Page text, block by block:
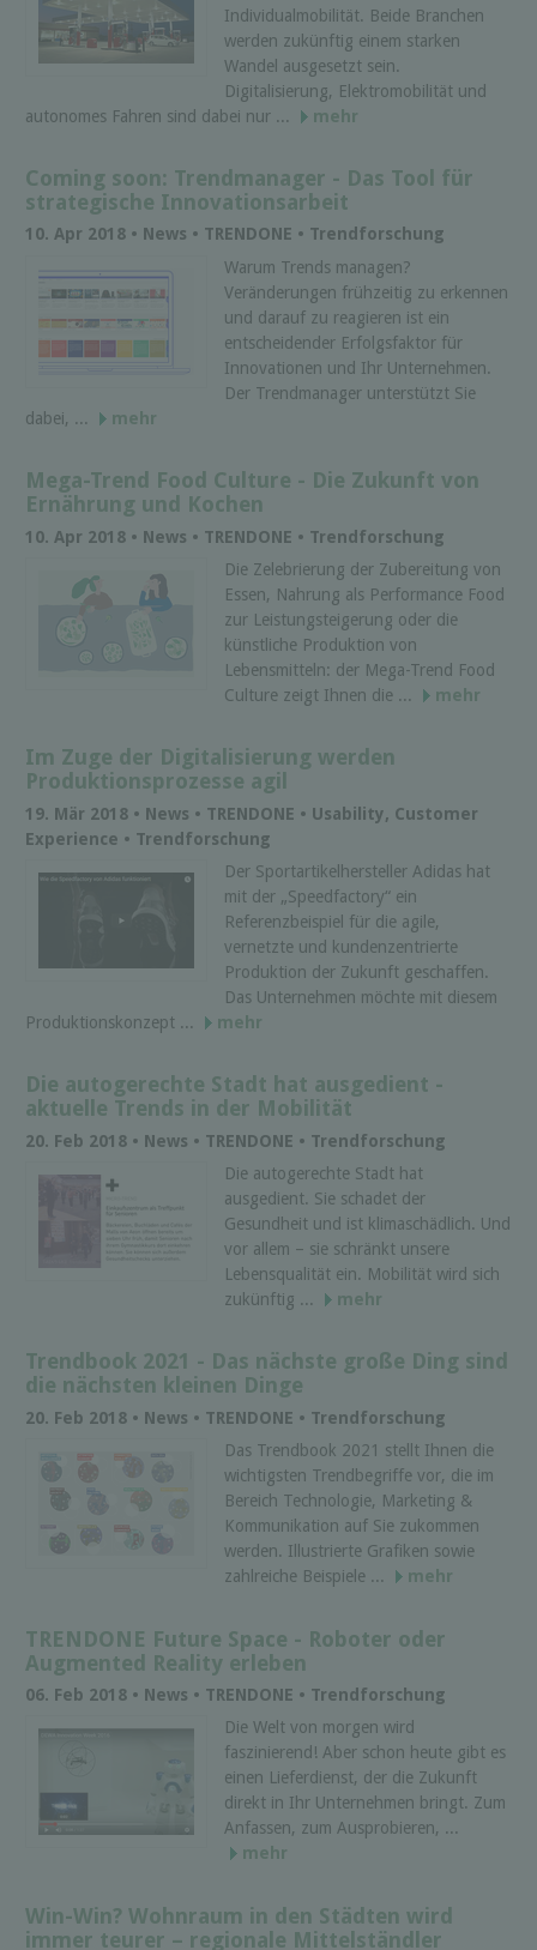
Individualmobilität. Beide Branchen
werden zukünftig einem starken
Wandel ausgesetzt sein.
Digitalisierung, Elektromobilität und
autonomes Fahren sind dabei nur ...
mehr
Coming soon: Trendmanager - Das Tool für
strategische Innovationsarbeit
10. Apr 2018 • News • TRENDONE • Trendforschung
Warum Trends managen?
Veränderungen frühzeitig zu erkennen
und darauf zu reagieren ist ein
entscheidender Erfolgsfaktor für
Innovationen und Ihr Unternehmen.
Der Trendmanager unterstützt Sie
dabei, ...
mehr
Mega-Trend Food Culture - Die Zukunft von
Ernährung und Kochen
10. Apr 2018 • News • TRENDONE • Trendforschung
Die Zelebrierung der Zubereitung von
Essen, Nahrung als Performance Food
zur Leistungsteigerung oder die
künstliche Produktion von
Lebensmitteln: der Mega-Trend Food
Culture zeigt Ihnen die ...
mehr
Im Zuge der Digitalisierung werden
Produktionsprozesse agil
19. Mär 2018 • News • TRENDONE • Usability, Customer
Experience • Trendforschung
Der Sportartikelhersteller Adidas hat
mit der „Speedfactory“ ein
Referenzbeispiel für die agile,
vernetzte und kundenzentrierte
Produktion der Zukunft geschaffen.
Das Unternehmen möchte mit diesem
Produktionskonzept ...
mehr
Die autogerechte Stadt hat ausgedient -
aktuelle Trends in der Mobilität
20. Feb 2018 • News • TRENDONE • Trendforschung
Die autogerechte Stadt hat
ausgedient. Sie schadet der
Gesundheit und ist klimaschädlich. Und
vor allem – sie schränkt unsere
Lebensqualität ein. Mobilität wird sich
zukünftig ...
mehr
Trendbook 2021 - Das nächste große Ding sind
die nächsten kleinen Dinge
20. Feb 2018 • News • TRENDONE • Trendforschung
Das Trendbook 2021 stellt Ihnen die
wichtigsten Trendbegriffe vor, die im
Bereich Technologie, Marketing &
Kommunikation auf Sie zukommen
werden. Illustrierte Grafiken sowie
zahlreiche Beispiele ...
mehr
TRENDONE Future Space - Roboter oder
Augmented Reality erleben
06. Feb 2018 • News • TRENDONE • Trendforschung
Die Welt von morgen wird
faszinierend! Aber schon heute gibt es
einen Lieferdienst, der die Zukunft
direkt in Ihr Unternehmen bringt. Zum
Anfassen, zum Ausprobieren, ...
mehr
Win-Win? Wohnraum in den Städten wird
immer teurer – regionale Mittelständler